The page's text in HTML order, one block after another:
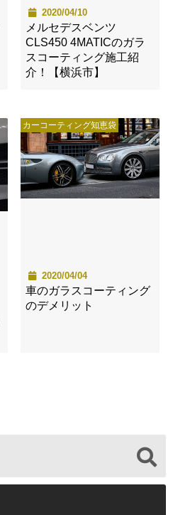
2020/04/10
メルセデスベンツ
CLS450 4MATICのガラ
スコーティング施工紹
介！【横浜市】
カーコーティング知恵袋
2020/04/04
車のガラスコーティング
のデメリット